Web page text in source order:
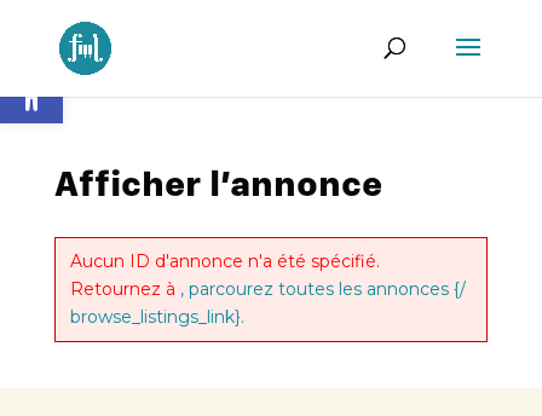
Ouvrir la barre d’outils
Afficher l’annonce
Aucun ID d'annonce n'a été spécifié.
Retournez à , parcourez toutes les annonces {/
browse_listings_link}.